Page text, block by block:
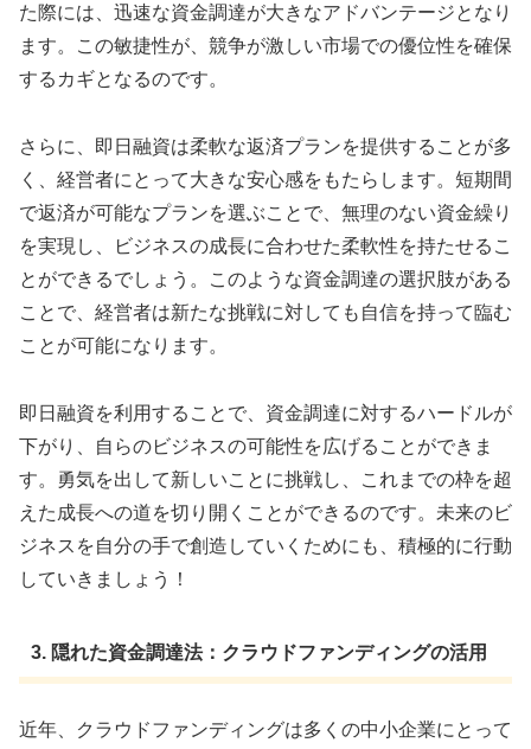
た際には、迅速な資金調達が大きなアドバンテージとなり
ます。この敏捷性が、競争が激しい市場での優位性を確保
するカギとなるのです。
さらに、即日融資は柔軟な返済プランを提供することが多
く、経営者にとって大きな安心感をもたらします。短期間
で返済が可能なプランを選ぶことで、無理のない資金繰り
を実現し、ビジネスの成長に合わせた柔軟性を持たせるこ
とができるでしょう。このような資金調達の選択肢がある
ことで、経営者は新たな挑戦に対しても自信を持って臨む
ことが可能になります。
即日融資を利用することで、資金調達に対するハードルが
下がり、自らのビジネスの可能性を広げることができま
す。勇気を出して新しいことに挑戦し、これまでの枠を超
えた成長への道を切り開くことができるのです。未来のビ
ジネスを自分の手で創造していくためにも、積極的に行動
していきましょう！
3. 隠れた資金調達法：クラウドファンディングの活用
近年、クラウドファンディングは多くの中小企業にとって